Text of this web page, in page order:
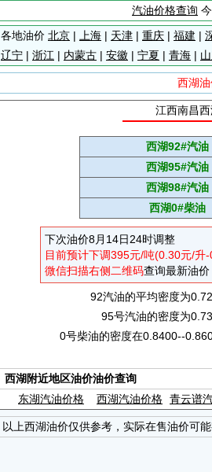
汽油价格查询
各地油价 北京 | 上海 | 天津 | 重庆 | 福建 |
辽宁 | 浙江 | 内蒙古 | 安徽 | 宁夏 | 青海 |
西湖
江西南昌
西湖92#汽油
西湖95#汽油
西湖98#汽油
西湖0#柴油
下次油价8月14日24时调整
目前预计下调395元/吨(0.30元/升
微信扫描右侧二维码查询最新油
92汽油的平均密度为
95号汽油的密度为
0号柴油的密度在0.8400--
西湖附近地区油价油价查询
东湖汽油价格
西湖汽油价格 青云谱
以上西湖油价仅供参考，实际在售油价可